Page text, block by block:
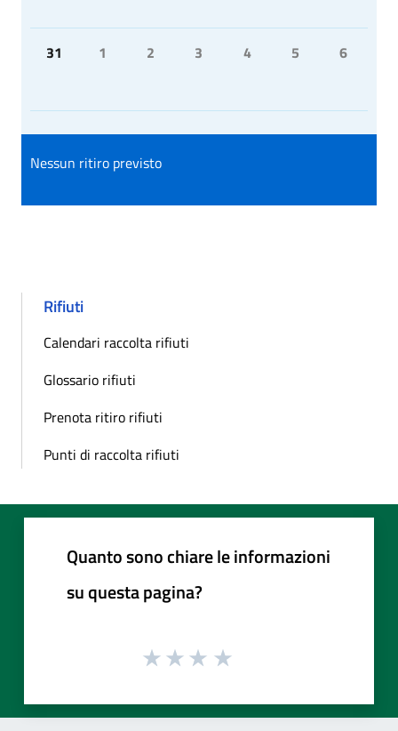
31 1 2 3 4 5 6
Nessun ritiro previsto
Rifiuti
Calendari raccolta rifiuti
Glossario rifiuti
Prenota ritiro rifiuti
Punti di raccolta rifiuti
Quanto sono chiare le informazioni
su questa pagina?